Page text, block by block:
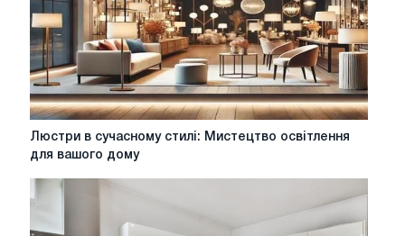
Люстри
стилі:
Люстри в сучасному стилі: Мистецтво освітлення
для вашого дому